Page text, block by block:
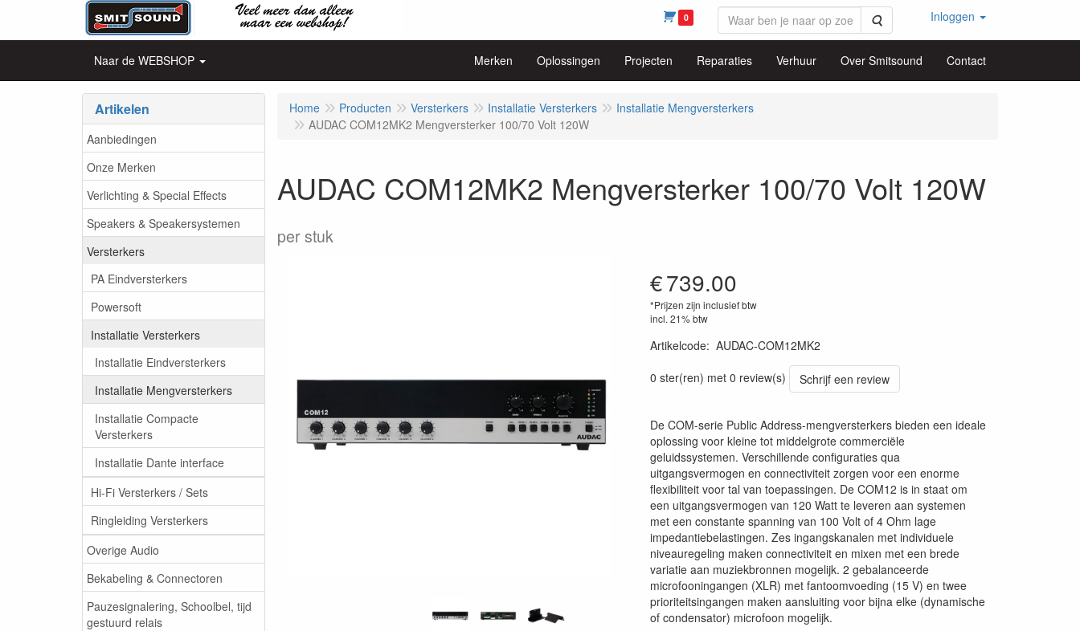
0 Zoeken Inloggen
Naar de WEBSHOP Merken Oplossingen Projecten Reparaties Verhuur Over Smitsound Contact
Artikelen
Aanbiedingen
Onze Merken
Verlichting & Special Effects
Speakers & Speakersystemen
Versterkers
PA Eindversterkers
Powersoft
Installatie Versterkers
Installatie Eindversterkers
Installatie Mengversterkers
Installatie Compacte
Versterkers
Installatie Dante interface
Hi-Fi Versterkers / Sets
Ringleiding Versterkers
Overige Audio
Bekabeling & Connectoren
Pauzesignalering, Schoolbel, tijd
gestuurd relais
Home Producten Versterkers Installatie Versterkers
Installatie Mengversterkers
AUDAC COM12MK2 Mengversterker 100/70 Volt 120W
AUDAC COM12MK2 Mengversterker 100/70 Volt 120W
per stuk
€739.00
*Prijzen zijn inclusief btw
incl. 21% btw
Artikelcode: AUDAC-COM12MK2
0 ster(ren) met 0 review(s)
Schrijf een review
De COM-serie Public Address-mengversterkers bieden een ideale
oplossing voor kleine tot middelgrote commerciële
geluidssystemen. Verschillende configuraties qua
uitgangsvermogen en connectiviteit zorgen voor een enorme
flexibiliteit voor tal van toepassingen. De COM12 is in staat om
een uitgangsvermogen van 120 Watt te leveren aan systemen
met een constante spanning van 100 Volt of 4 Ohm lage
impedantiebelastingen. Zes ingangskanalen met individuele
niveauregeling maken connectiviteit en mixen met een brede
variatie aan muziekbronnen mogelijk. 2 gebalanceerde
microfooningangen (XLR) met fantoomvoeding (15 V) en twee
prioriteitsingangen maken aansluiting voor bijna elke (dynamische
of condensator) microfoon mogelijk.